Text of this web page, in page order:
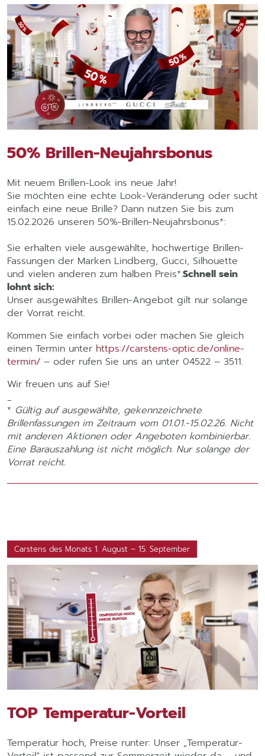
50% Brillen-Neujahrsbonus
Mit neuem Brillen-Look ins neue Jahr!
Sie möchten eine echte Look-Veränderung oder sucht
einfach eine neue Brille? Dann nutzen Sie bis zum
15.02.2026 unseren 50%-Brillen-Neujahrsbonus*:
Sie erhalten viele ausgewählte, hochwertige Brillen-
Fassungen der Marken Lindberg, Gucci, Silhouette
und vielen anderen zum halben Preis*.Schnell sein
lohnt sich:
Unser ausgewähltes Brillen-Angebot gilt nur solange
der Vorrat reicht.
Kommen Sie einfach vorbei oder machen Sie gleich
einen Termin unter https://carstens-optic.de/online-
termin/ – oder rufen Sie uns an unter 04522 – 3511.
Wir freuen uns auf Sie!
_
* Gültig auf ausgewählte, gekennzeichnete
Brillenfassungen im Zeitraum vom 01.01.-15.02.26. Nicht
mit anderen Aktionen oder Angeboten kombinierbar.
Eine Barauszahlung ist nicht möglich. Nur solange der
Vorrat reicht.
Carstens des Monats 1. August – 15. September
TOP Temperatur-Vorteil
Temperatur hoch, Preise runter: Unser „Temperatur-